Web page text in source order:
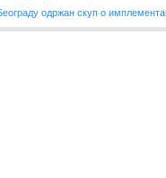
одржан скуп о